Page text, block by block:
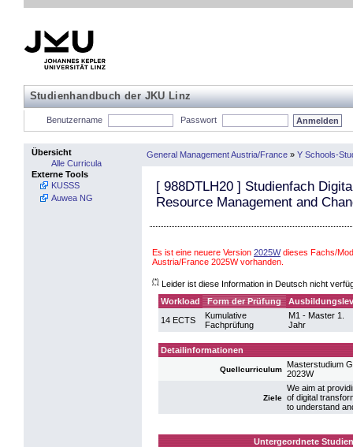
Studienhandbuch der JKU Linz
Benutzername Passwort
Übersicht
Alle Curricula
Externe Tools
KUSSS
Auwea NG
General Management Austria/France » Y Schools-
[ 988DTLH20 ] Studienfach
Resource Management and
Es ist eine neuere Version 2025Wdieses Fachs/
Austria/France 2025W vorhanden.
(*) Leider ist diese Information in Deutsch nicht
Workload
Form der Prüfung
14 ECTS
Kumulative
Fachprüfung
M1 - Master 1.
Jahr
Detailinformationen
Quellcurriculum
Masterstudium
2023W
Ziele
We aim at
of digital
to understand
Untergeordnete